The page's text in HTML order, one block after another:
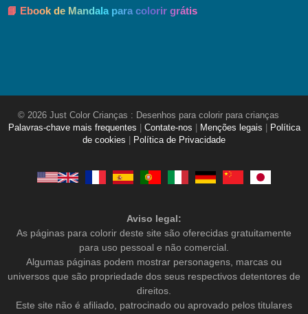
📘 Ebook de Mandala para colorir grátis
© 2026 Just Color Crianças : Desenhos para colorir para crianças
Palavras-chave mais frequentes
Contate-nos Menções legais
Política
de cookies
Política de Privacidade
Aviso legal:
As páginas para colorir deste site são oferecidas gratuitamente
para uso pessoal e não comercial.
Algumas páginas podem mostrar personagens, marcas ou
universos que são propriedade dos seus respectivos detentores de
direitos.
Este site não é afiliado, patrocinado ou aprovado pelos titulares